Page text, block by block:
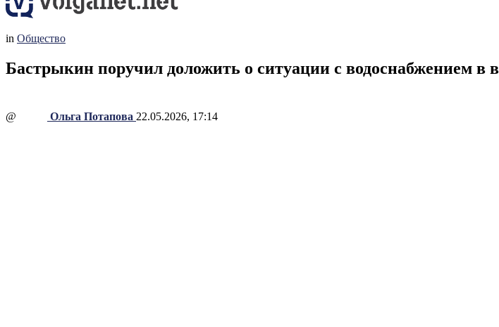
in Общество
Бастрыкин поручил доложить о ситуации с водоснабжением в
@ Ольга Потапова 22.05.2026, 17:14